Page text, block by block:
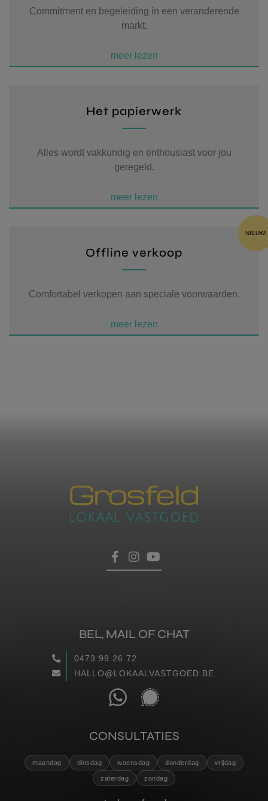
VERZENDEN
TROEVEN
WAARGEMAAKT
CONTACT
Commitment en begeleiding in een veranderende
markt.
Het papierwerk
Alles wordt vakkundig en enthousiast voor jou
geregeld.
NIEUW!
Offline verkoop
Comfortabel verkopen aan speciale voorwaarden.
BEL, MAIL OF CHAT
0473 99 26 72
HALLO@LOKAALVASTGOED.BE
CONSULTATIES
maandag dinsdag woensdag donderdag vrijdag
zaterdag zondag